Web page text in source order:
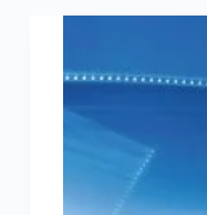
« Nafis »